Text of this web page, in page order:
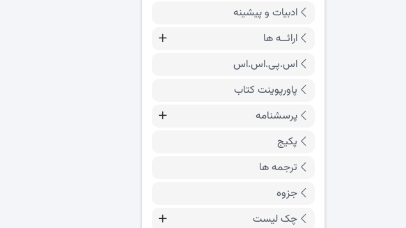
ادبیات و پیشینه
ارائــه ها
اس.پی.اس.اس
پاورپوینت کتاب
پرسشنامه
پکیج
ترجمه ها
جزوه
چک لیست